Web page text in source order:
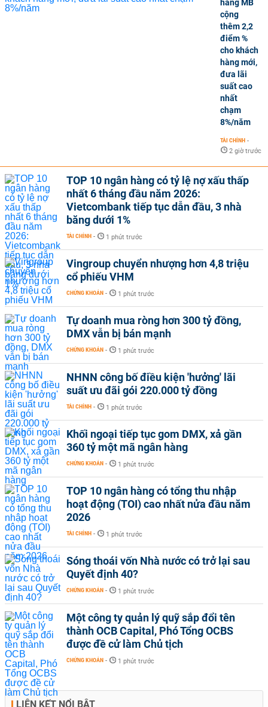
hàng MB
cộng
thêm 2,2
điểm %
cho khách
hàng mới,
đưa lãi
suất cao
nhất
chạm
8%/năm
TÀI CHÍNH -
2 giờ trước
TOP 10 ngân hàng có tỷ lệ nợ xấu thấp
nhất 6 tháng đầu năm 2026:
Vietcombank tiếp tục dẫn đầu, 3 nhà
băng dưới 1%
TÀI CHÍNH - 1 phút trước
Vingroup chuyển nhượng hơn 4,8 triệu
cổ phiếu VHM
CHỨNG KHOÁN - 1 phút trước
Tự doanh mua ròng hơn 300 tỷ đồng,
DMX vẫn bị bán mạnh
CHỨNG KHOÁN - 1 phút trước
NHNN công bố điều kiện 'hưởng' lãi
suất ưu đãi gói 220.000 tỷ đồng
TÀI CHÍNH - 1 phút trước
Khối ngoại tiếp tục gom DMX, xả gần
360 tỷ một mã ngân hàng
CHỨNG KHOÁN - 1 phút trước
TOP 10 ngân hàng có tổng thu nhập
hoạt động (TOI) cao nhất nửa đầu năm
2026
TÀI CHÍNH - 1 phút trước
Sóng thoái vốn Nhà nước có trở lại sau
Quyết định 40?
CHỨNG KHOÁN - 1 phút trước
Một công ty quản lý quỹ sắp đổi tên
thành OCB Capital, Phó Tổng OCBS
được đề cử làm Chủ tịch
CHỨNG KHOÁN - 1 phút trước
LIÊN KẾT NỔI BẬT